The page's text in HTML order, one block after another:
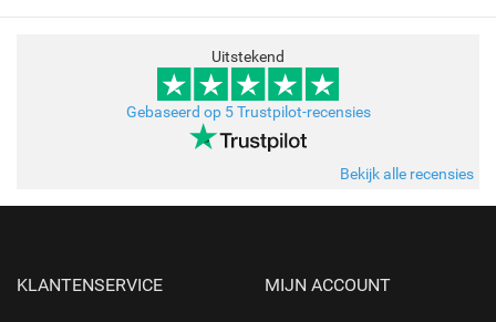
Uitstekend
Gebaseerd op 5 Trustpilot-recensies
Bekijk alle recensies
KLANTENSERVICE MIJN ACCOUNT